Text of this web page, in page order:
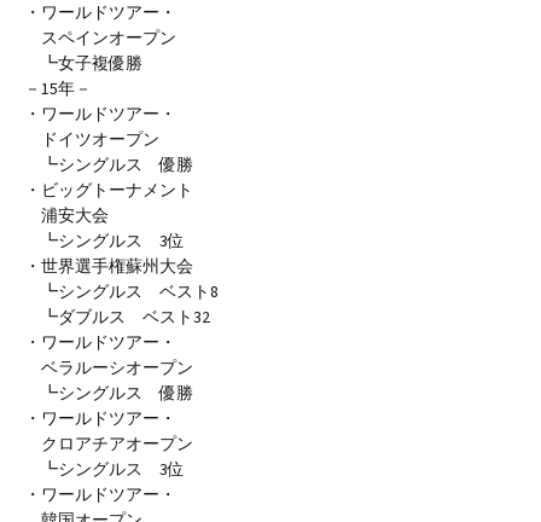
・ワールドツアー・
スペインオープン
┗女子複優勝
－15年－
・ワールドツアー・
ドイツオープン
┗シングルス 優勝
・ビッグトーナメント
浦安大会
┗シングルス 3位
・世界選手権蘇州大会
┗シングルス ベスト8
┗ダブルス ベスト32
・ワールドツアー・
ベラルーシオープン
┗シングルス 優勝
・ワールドツアー・
クロアチアオープン
┗シングルス 3位
・ワールドツアー・